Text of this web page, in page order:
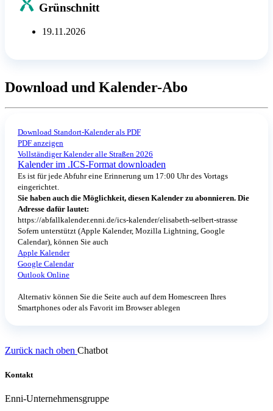
Grünschnitt
19.11.2026
Download und Kalender-Abo
Download Standort-Kalender als PDF
PDF anzeigen
Vollständiger Kalender alle Straßen 2026
Kalender im .ICS-Format downloaden
Es ist für jede Abfuhr eine Erinnerung um 17:00 Uhr des Vortags
eingerichtet.
Sie haben auch die Möglichkeit, diesen Kalender zu abonnieren. Die
Adresse dafür lautet:
https://abfallkalender.enni.de/ics-kalender/elisabeth-selbert-strasse
Sofern unterstützt (Apple Kalender, Mozilla Lightning, Google
Calendar), können Sie auch
Apple Kalender
Google Calendar
Outlook Online
Alternativ können Sie die Seite auch auf dem Homescreen Ihres
Smartphones oder als Favorit im Browser ablegen
Zurück nach oben Chatbot
Kontakt
Enni-Unternehmensgruppe